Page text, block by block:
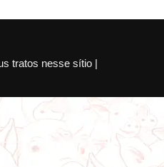
tratos nesse sítio |